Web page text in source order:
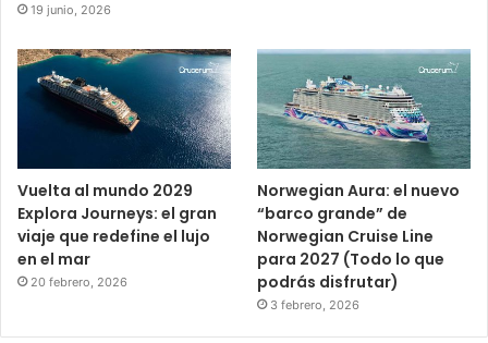
19 junio, 2026
Vuelta al mundo 2029
Explora Journeys: el gran
viaje que redefine el lujo
en el mar
20 febrero, 2026
Norwegian Aura: el nuevo
“barco grande” de
Norwegian Cruise Line
para 2027 (Todo lo que
podrás disfrutar)
3 febrero, 2026